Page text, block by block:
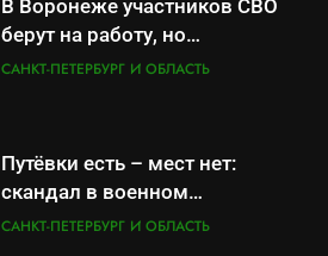
санатории Владивостока
САНКТ-ПЕТЕРБУРГ И ОБЛАСТЬ
военные изымают спирт «для
защиты Отечества»
САНКТ-ПЕТЕРБУРГ И ОБЛАСТЬ
В Воронеже участников СВО
берут на работу, но
удержаться удаётся не всем
САНКТ-ПЕТЕРБУРГ И ОБЛАСТЬ
Путёвки есть – мест нет:
скандал в военном
санатории Владивостока
САНКТ-ПЕТЕРБУРГ И ОБЛАСТЬ